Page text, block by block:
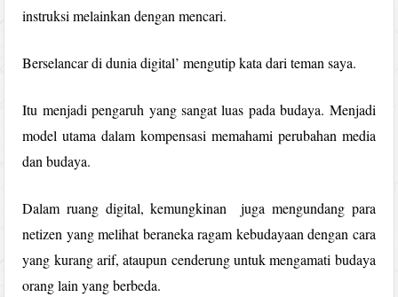
instruksi melainkan dengan mencari.
Berselancar di dunia digital’ mengutip kata dari teman saya.
Itu menjadi pengaruh yang sangat luas pada budaya. Menjadi
model utama dalam kompensasi memahami perubahan media
dan budaya.
Dalam ruang digital, kemungkinan juga mengundang para
netizen yang melihat beraneka ragam kebudayaan dengan cara
yang kurang arif, ataupun cenderung untuk mengamati budaya
orang lain yang berbeda.